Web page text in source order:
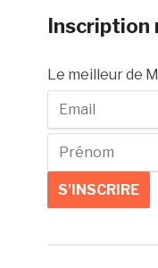
Le meilleur de